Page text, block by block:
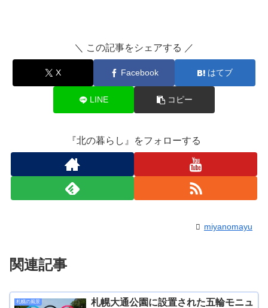
＼ この記事をシェアする ／
X Facebook はてブ
LINE コピー
『北の暮らし』をフォローする
miyanomayu
関連記事
札幌の風景
札幌大通公園に設置された五輪モニュ